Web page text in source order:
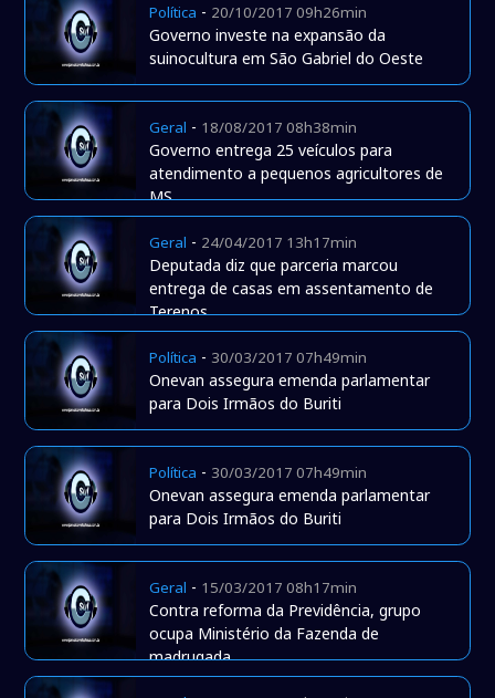
Política - 20/10/2017 09h26min
Governo investe na expansão da
suinocultura em São Gabriel do Oeste
Geral - 18/08/2017 08h38min
Governo entrega 25 veículos para
atendimento a pequenos agricultores de
MS
Geral - 24/04/2017 13h17min
Deputada diz que parceria marcou
entrega de casas em assentamento de
Terenos
Política - 30/03/2017 07h49min
Onevan assegura emenda parlamentar
para Dois Irmãos do Buriti
Política - 30/03/2017 07h49min
Onevan assegura emenda parlamentar
para Dois Irmãos do Buriti
Geral - 15/03/2017 08h17min
Contra reforma da Previdência, grupo
ocupa Ministério da Fazenda de
madrugada